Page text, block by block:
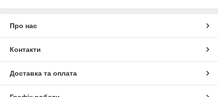
Про нас
Контакти
Доставка та оплата